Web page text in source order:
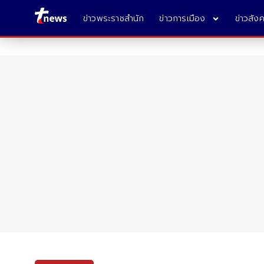
ข่าวพระราชสำนัก ข่าวการเมือง ข่าวสัง